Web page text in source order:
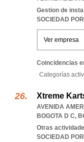
Gestion de
SOCIEDAD
Ver empresa
Coincidencias
Categorías
Xtreme
AVENIDA
BOGOTA D C,
Otras
SOCIEDAD